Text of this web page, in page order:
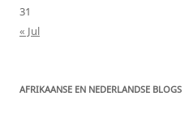
31
« Jul
AFRIKAANSE EN NEDERLANDSE BLOGS